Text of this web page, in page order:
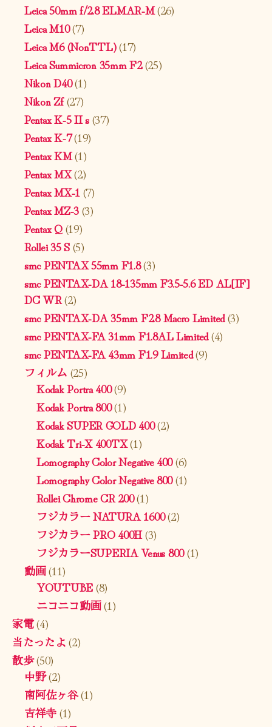
Leica 50mm f/2.8 ELMAR-M(26)
Leica M10(7)
Leica M6 (NonTTL)(17)
Leica Summicron 35mm F2(25)
Nikon D40(1)
Nikon Zf(27)
Pentax K-5 II s(37)
Pentax K-7(19)
Pentax KM(1)
Pentax MX(2)
Pentax MX-1 (7)
Pentax MZ-3(3)
Pentax Q(19)
Rollei 35 S(5)
smc PENTAX 55mm F1.8(3)
smc PENTAX-DA 18-135mm F3.5-5.6 ED AL[IF]
DC WR(2)
smc PENTAX-DA 35mm F2.8 Macro Limited(3)
smc PENTAX-FA 31mm F1.8AL Limited(4)
smc PENTAX-FA 43mm F1.9 Limited(9)
フィルム (25)
Kodak Portra 400(9)
Kodak Portra 800(1)
Kodak SUPER GOLD 400(2)
Kodak Tri-X 400TX(1)
Lomography Color Negative 400(6)
Lomography Color Negative 800(1)
Rollei Chrome CR 200(1)
フジカラー NATURA 1600(2)
フジカラー PRO 400H(3)
フジカラーSUPERIA Venus 800(1)
動画(11)
YOUTUBE(8)
ニコニコ動画(1)
家電(4)
当たったよ(2)
散歩(50)
中野(2)
南阿佐ヶ谷(1)
吉祥寺(1)